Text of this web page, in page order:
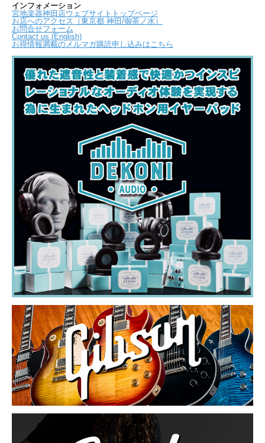
インフォメーション
宮地楽器神田店ウェブサイトトップページ
お店へのアクセス（東京都 神田/御茶ノ水）
お問合せフォーム
Contact us (English)
お得情報満載のメルマガ購読申し込みはこちら